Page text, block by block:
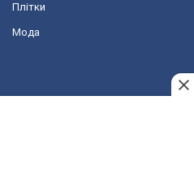
Плітки
Мода